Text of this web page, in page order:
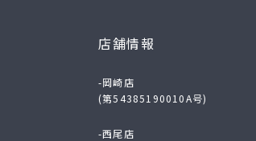
店舗情報
-岡崎店
(第54385190010A号)
-西尾店